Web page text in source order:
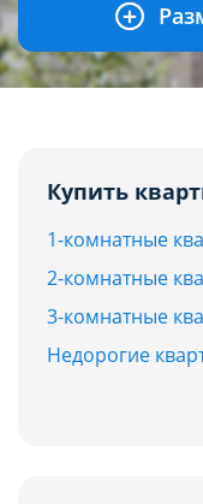
Купить
1-комнатные
2-комнатные
3-комнатные
Недорогие